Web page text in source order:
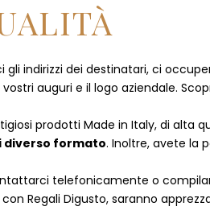
gli indirizzi dei destinatari, ci
auguri e il logo aziendale.
prodotti Made in Italy, di alta
diverso formato. Inoltre, avete la
telefonicamente o c
con Regali Digusto, saranno